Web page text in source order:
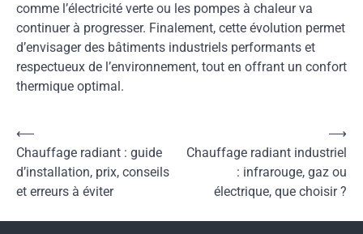
comme l’électricité verte ou les pompes à chaleur va
continuer à progresser. Finalement, cette évolution permet
d’envisager des bâtiments industriels performants et
respectueux de l’environnement, tout en offrant un confort
thermique optimal.
Navigation
de
l’article
⟵
Chauffage radiant : guide
d’installation, prix, conseils
et erreurs à éviter
Chauffage radiant industriel
: infrarouge, gaz ou
électrique, que choisir ?
⟶